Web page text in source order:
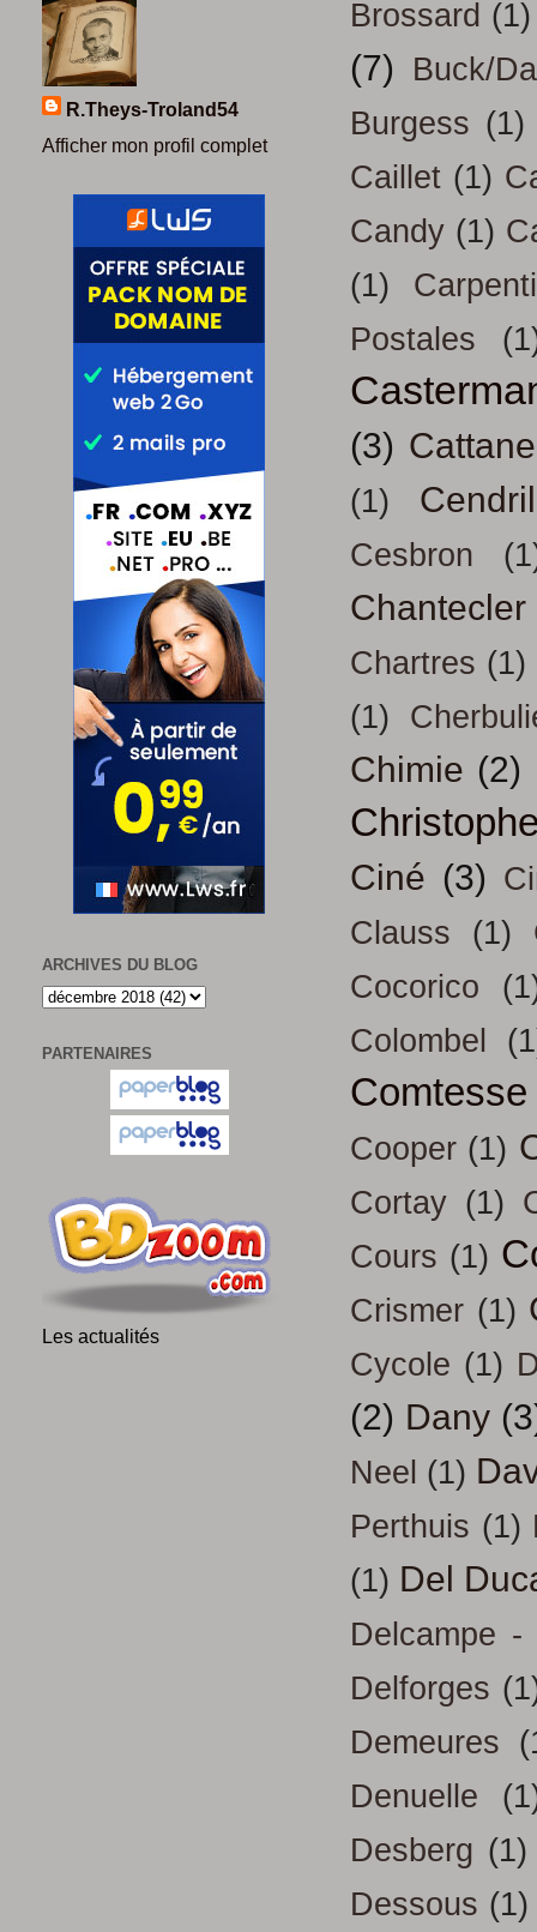
Brossard (1)
(7)
Buck/
Burgess (1)
Caillet (1)
Candy (1)
(1)
Postales
(3)
(1)
Cesbron
Chantecler
Chartres (1)
(1)
Chimie (2)
Ciné (3)
Clauss
(1)
Cocorico
Colombel
Cooper (1)
Cortay (1)
Cours (1)
Crismer (1)
Cycole (1)
(2) Dany
Neel (1)
Perthuis (1)
(1) Del
Delcampe -
Delforges
Demeures
Denuelle
Desberg (1)
Dessous (1)
R.Theys-Troland54
Afficher mon profil complet
ARCHIVES DU BLOG
PARTENAIRES
Les actualités